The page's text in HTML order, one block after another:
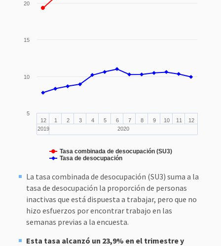
Tasa combinada de desocupación (SU3)
Tasa de desocupación
12
2019
1
2020
2 3 4 5 6 7 8 9 10 11 12
5
10
15
20
La tasa combinada de desocupación (SU3) suma a la
tasa de desocupación la proporción de personas
inactivas que está dispuesta a trabajar, pero que no
hizo esfuerzos por encontrar trabajo en las
semanas previas a la encuesta.
Esta tasa alcanzó un 23,9% en el trimestre y